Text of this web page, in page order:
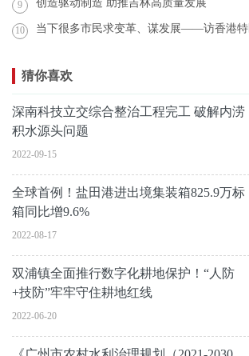
9 创造驱动制造 助推吉林高质量发展
10 当下很多市民求变革、谋发展——访香港特区立
猜你喜欢
深南科技立交综合整治工程完工 破解内涝
积水源头问题
2022-09-15
全球首例！盐田港进出境集装箱825.9万标
箱同比增9.6%
2022-08-17
双浦镇全面推行数字化耕地保护！“人防
+技防”牢牢守住耕地红线
2022-06-20